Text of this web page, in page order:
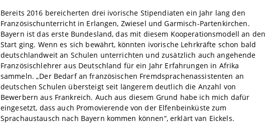
Bereits 2016 bereicherten drei ivorische Stipendiaten ein Jahr lang den
Französischunterricht in Erlangen, Zwiesel und Garmisch-Partenkirchen.
Bayern ist das erste Bundesland, das mit diesem Kooperationsmodell an den
Start ging. Wenn es sich bewährt, könnten ivorische Lehrkräfte schon bald
deutschlandweit an Schulen unterrichten und zusätzlich auch angehende
Französischlehrer aus Deutschland für ein Jahr Erfahrungen in Afrika
sammeln. „Der Bedarf an französischen Fremdsprachenassistenten an
deutschen Schulen übersteigt seit längerem deutlich die Anzahl von
Bewerbern aus Frankreich. Auch aus diesem Grund habe ich mich dafür
eingesetzt, dass auch Promovierende von der Elfenbeinküste zum
Sprachaustausch nach Bayern kommen können“, erklärt van Eickels.